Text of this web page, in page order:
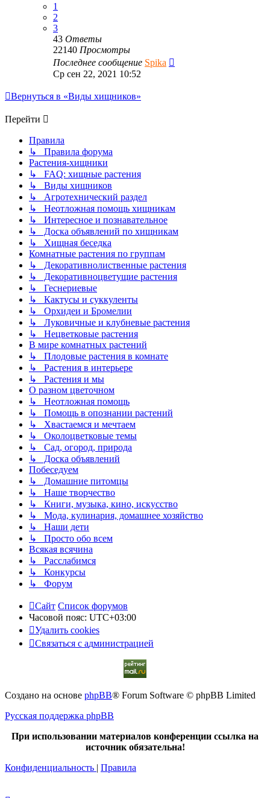
1
2
3
43 Ответы
22140 Просмотры
Последнее сообщение Spika
Ср сен 22, 2021 10:52
Вернуться в «Виды хищников»
Перейти
Правила
↳ Правила форума
Растения-хищники
↳ FAQ: хищные растения
↳ Виды хищников
↳ Агротехнический раздел
↳ Неотложная помощь хищникам
↳ Интересное и познавательное
↳ Доска объявлений по хищникам
↳ Хищная беседка
Комнатные растения по группам
↳ Декоративнолиственные растения
↳ Декоративноцветущие растения
↳ Геснериевые
↳ Кактусы и суккуленты
↳ Орхидеи и Бромелии
↳ Луковичные и клубневые растения
↳ Нецветковые растения
В мире комнатных растений
↳ Плодовые растения в комнате
↳ Растения в интерьере
↳ Растения и мы
О разном цветочном
↳ Неотложная помощь
↳ Помощь в опознании растений
↳ Хвастаемся и мечтаем
↳ Околоцветковые темы
↳ Сад, огород, природа
↳ Доска объявлений
Побеседуем
↳ Домашние питомцы
↳ Наше творчество
↳ Книги, музыка, кино, искусство
↳ Мода, кулинария, домашнее хозяйство
↳ Наши дети
↳ Просто обо всем
Всякая всячина
↳ Расслабимся
↳ Конкурсы
↳ Форум
Сайт Список форумов
Часовой пояс: UTC+03:00
Удалить cookies
Связаться с администрацией
Создано на основе phpBB® Forum Software © phpBB Limited
Русская поддержка phpBB
При использовании материалов конференции ссылка на
источник обязательна!
Конфиденциальность | Правила